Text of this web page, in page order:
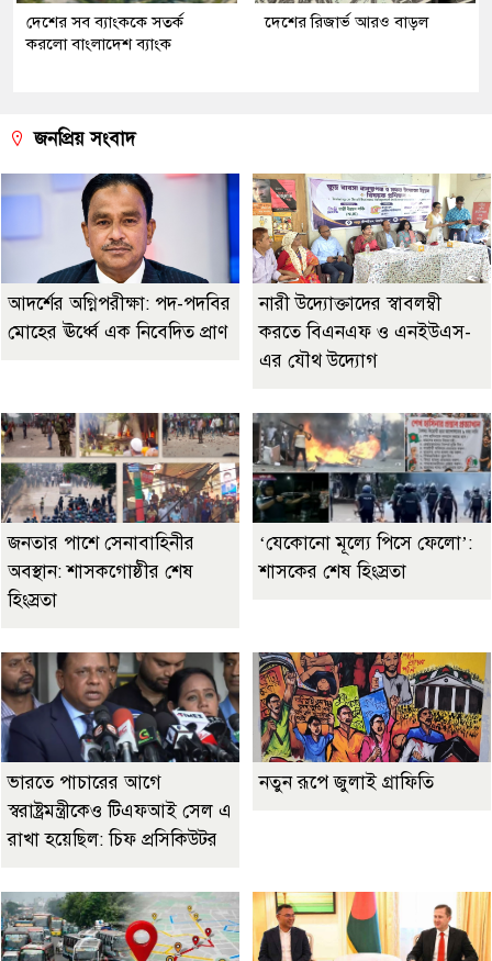
দেশের সব ব্যাংককে সতর্ক
করলো বাংলাদেশ ব্যাংক
‎দেশের রিজার্ভ আরও বাড়ল
জনপ্রিয় সংবাদ
আদর্শের অগ্নিপরীক্ষা: পদ-পদবির
মোহের ঊর্ধ্বে এক নিবেদিত প্রাণ
নারী উদ্যোক্তাদের স্বাবলম্বী
করতে বিএনএফ ও এনইউএস-
এর যৌথ উদ্যোগ
জনতার পাশে সেনাবাহিনীর
অবস্থান: শাসকগোষ্ঠীর শেষ
হিংস্রতা
‘যেকোনো মূল্যে পিসে ফেলো’:
শাসকের শেষ হিংস্রতা
ভারতে পাচারের আগে
স্বরাষ্ট্রমন্ত্রীকেও টিএফআই সেল এ
রাখা হয়েছিল: চিফ প্রসিকিউটর
নতুন রূপে জুলাই গ্রাফিতি